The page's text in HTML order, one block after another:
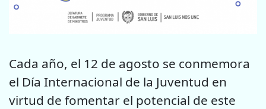
Cada año, el 12 de agosto se conmemora
el Día Internacional de la Juventud en
virtud de fomentar el potencial de este